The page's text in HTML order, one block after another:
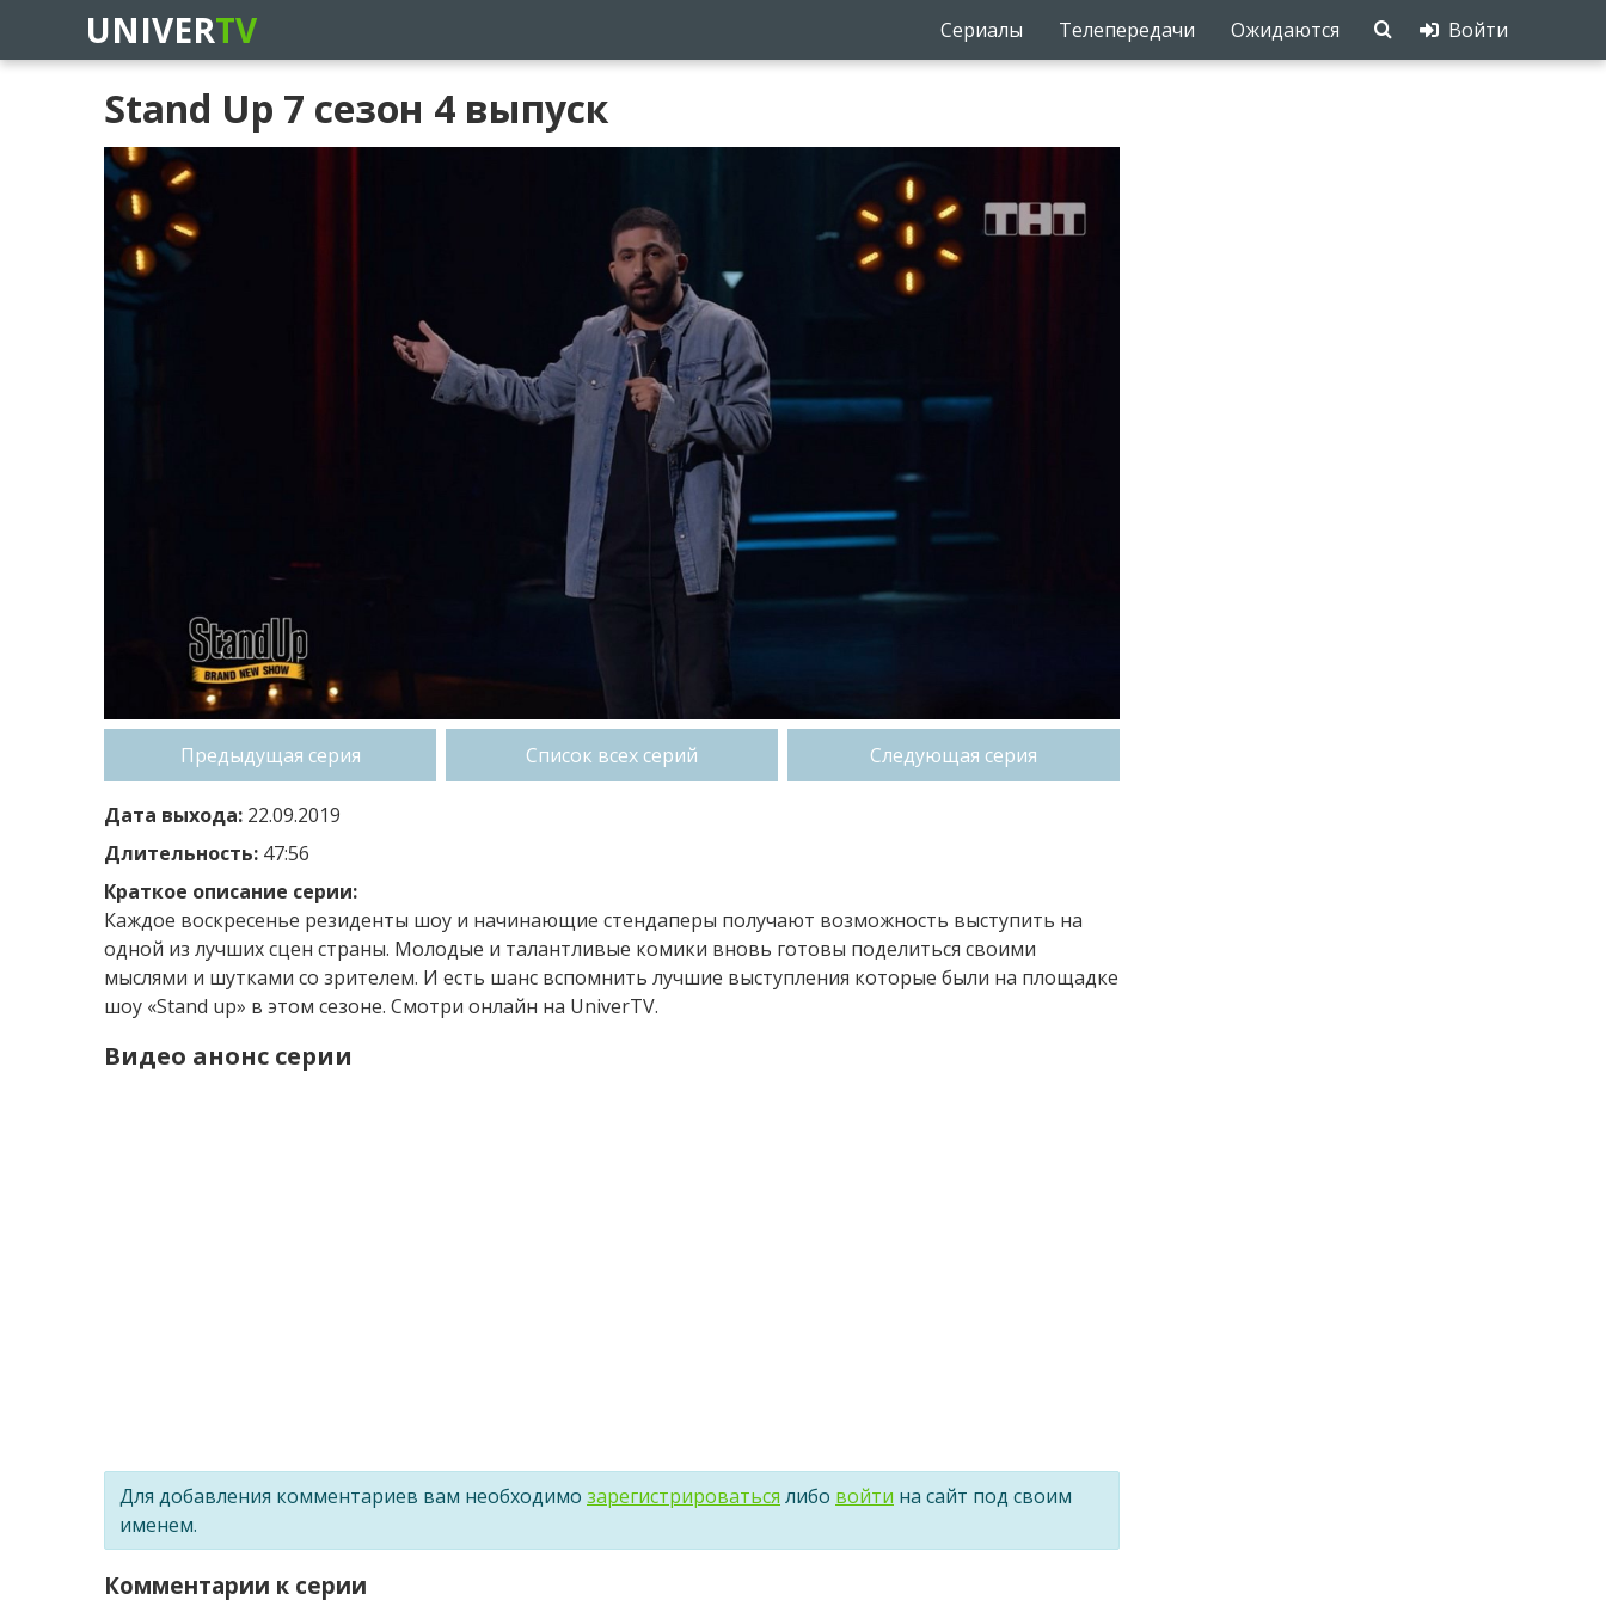
UNIVERTV Сериалы Телепередачи Ожидаются Войти
Stand Up 7 сезон 4 выпуск
Предыдущая серия Список всех серий Следующая серия
Дата выхода: 22.09.2019
Длительность: 47:56
Краткое описание серии:
Каждое воскресенье резиденты шоу и начинающие стендаперы получают возможность выступить на
одной из лучших сцен страны. Молодые и талантливые комики вновь готовы поделиться своими
мыслями и шутками со зрителем. И есть шанс вспомнить лучшие выступления которые были на площадке
шоу «Stand up» в этом сезоне. Смотри онлайн на UniverTV.
Видео анонс серии
Для добавления комментариев вам необходимо зарегистрироваться либо войти на сайт под своим
именем.
Комментарии к серии